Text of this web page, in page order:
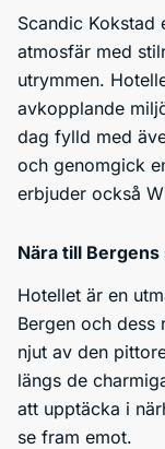
Scandic Kokstad
atmosfär med
utrymmen.
avkopplande
dag fylld med
och genomgick
erbjuder också
Nära till
Hotellet är en
Bergen och dess
njut av den
längs de
att upptäcka i
se fram emot.